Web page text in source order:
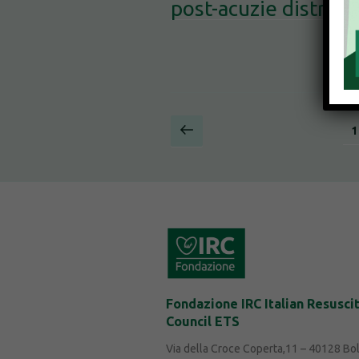
post-acuzie
Paginazione
Pagina
1
Fondazione IRC Italian
Council ETS
Via della Croce Coperta,11 – 40128